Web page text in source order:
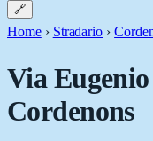
🔗
Home › Stradario ›
Via
Cordenons